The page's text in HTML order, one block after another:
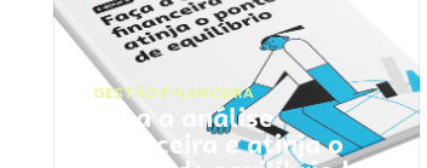
GESTÃO FINANCEIRA
Faça a análise
financeira e atinja o